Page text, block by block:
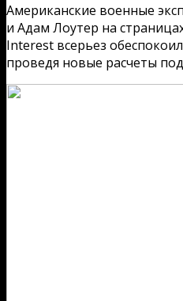
Американские военные
и Адам Лоутер на
Interest всерьез
проведя новые расчеты